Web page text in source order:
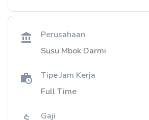
Perusahaan
Susu Mbok Darmi
Tipe Jam Kerja
Full Time
Gaji